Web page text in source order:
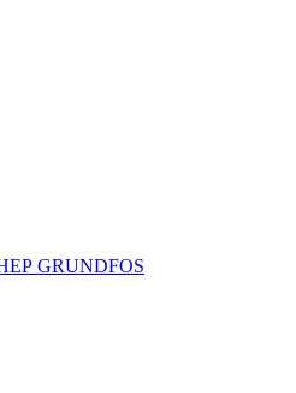
GRUNDFOS